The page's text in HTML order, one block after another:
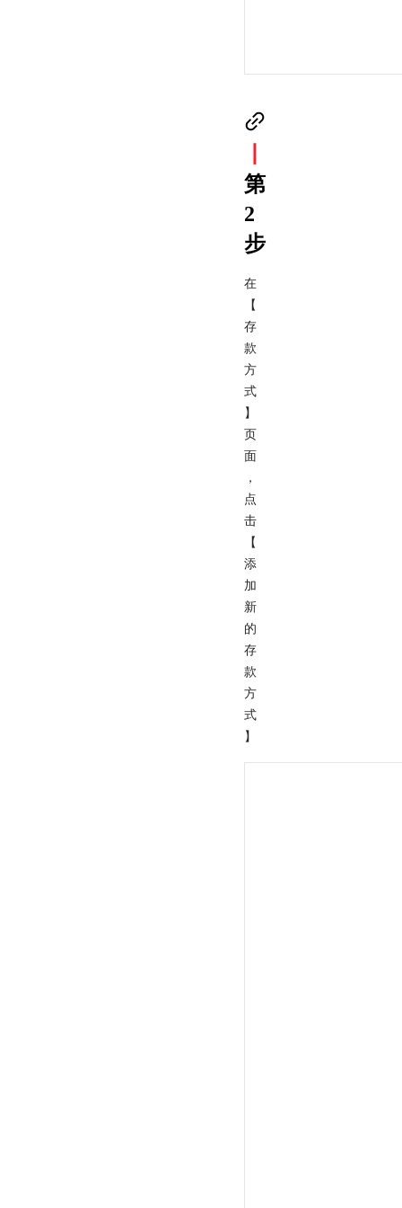
第
2
步
在
【
存
款
方
式
】
页
面
，
点
击
【
添
加
新
的
存
款
方
式
】